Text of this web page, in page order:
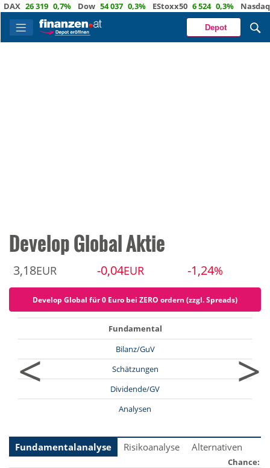
26 319 0,7% Dow 54 037 0,3% EStoxx50 6 524 0,3% Nasdaq
Depot
Develop Global Aktie
3,18EUR -0,04EUR -1,24%
Develop Global für 0 Euro bei ZERO ordern (zzgl. Spreads)
<
Fundamental
Bilanz/GuV
Schätzungen
Dividende/GV
Analysen
>
Fundamentalanalyse Risikoanalyse Alternativen
Chance: